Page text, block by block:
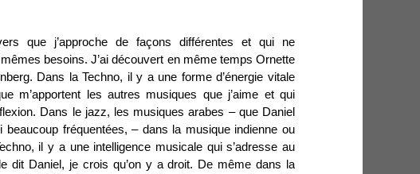
que j’approche de façons différentes et qui ne
besoins. J’ai découvert en même temps Ornette
Dans la Techno, il y a une forme d’énergie vitale
m’apportent les autres musiques que j’aime et qui
Dans le jazz, les musiques arabes – que Daniel
beaucoup fréquentées, – dans la musique indienne ou
il y a une intelligence musicale qui s’adresse au
dit Daniel, je crois qu’on y a droit. De même dans la